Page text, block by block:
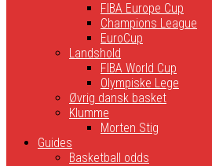
FIBA Europe Cup
Champions League
EuroCup
Landshold
FIBA World Cup
Olympiske Lege
Øvrig dansk basket
Klumme
Morten Stig
Guides
Basketball odds